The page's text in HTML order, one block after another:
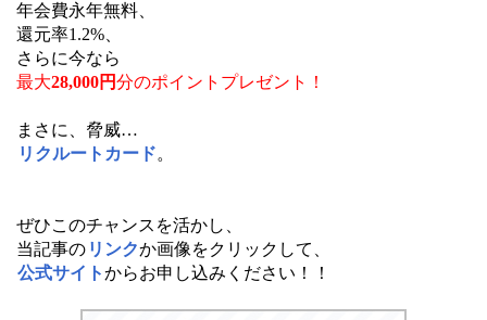
年会費永年無料、
還元率1.2%、
さらに今なら
最大28,000円分のポイントプレゼント！
まさに、脅威…
リクルートカード。
ぜひこのチャンスを活かし、
当記事の リンクか画像をクリックして、
公式サイトからお申し込みください！！